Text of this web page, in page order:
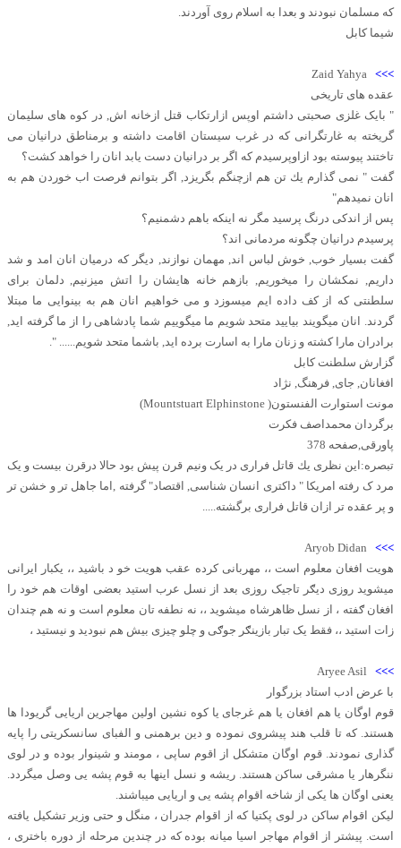
که مسلمان نبودند و بعدا به اسلام روی آوردند.
شیما کابل
>>>
Zaid Yahya
عقده های تاریخی
" بایک غلزی صحبتی داشتم اوپس ازارتکاب قتل ازخانه اش, در کوه های سلیمان
گریخته به غارتگرانی که در غرب سیستان اقامت داشته و برمناطق درانیان می
تاختند پیوسته بود ازاوپرسیدم که اگر بر درانیان دست یابد انان را خواهد کشت؟
گفت " نمی گذارم يك تن هم ازچنگم بگریزد, اگر بتوانم فرصت اب خوردن هم به
انان نمیدهم"
پس از اندکی درنگ پرسید مگر نه اینکه باهم دشمنیم؟
پرسیدم درانیان چگونه مردمانی اند؟
گفت بسیار خوب, خوش لباس اند, مهمان نوازند, دیگر که درمیان انان امد و شد
داریم, نمکشان را میخوریم, بازهم خانه هایشان را اتش میزنیم, دلمان برای
سلطنتی که از کف داده ایم میسوزد و می خواهیم انان هم به بینوایی ما مبتلا
گردند. انان میگویند بیایید متحد شویم ما میگوییم شما پادشاهی را از ما گرفته اید,
برادران مارا کشته و زنان مارا به اسارت برده اید, باشما متحد شویم...... ".
گزارش سلطنت کابل
افغانان, جای, فرهنگ, نژاد
مونت استوارت الفنستون( Mountstuart Elphinstone)
برگردان محمداصف فکرت
پاورقی,صفحه 378
تبصره:اين نظری يك قاتل فراری در یک ونیم قرن پیش بود حالا درقرن بیست و یک
مرد ک رفته امریکا " داکتری انسان شناسی, اقتصاد" گرفته ,اما جاهل تر و خشن تر
و پر عقده تر ازان قاتل فراری برگشته.....
>>>
Aryob Didan
هویت افغان معلوم است ،، مهربانی کرده عقب هویت خو د باشید ،، یکبار ایرانی
میشوید روزی دیګر تاجیک روزی بعد از نسل عرب استید بعضی اوقات هم خود را
افغان ګفته ، از نسل ظاهرشاه میشوید ،، نه نطفه تان معلوم است و نه هم چندان
زات استید ،، فقط یک تبار بازینګر جوګی و چلو چیزی بیش هم نبودید و نیستید ،
>>>
Aryee Asil
با عرض ادب استاد بزرگوار
قوم اوگان یا هم افغان یا هم غرجای یا کوه نشین اولین مهاجرین اریایی گریودا ها
هستند. که تا قلب هند پیشروی نموده و دین برهمنی و الفبای سانسکریتی را پایه
گذاری نمودند. قوم اوگان متشکل از اقوم ساپی ، مومند و شینوار بوده و در لوی
ننگرهار یا مشرقی ساکن هستند. ریشه و نسل اینها به قوم پشه یی وصل میگردد.
یعنی اوگان ها یکی از شاخه اقوام پشه یی و اریایی میباشند.
لیکن اقوام ساکن در لوی پکتیا که از اقوام جدران ، منگل و حتی وزیر تشکیل یافته
است. پیشتر از اقوام مهاجر اسیا میانه بوده که در چندین مرحله از دوره باختری ،